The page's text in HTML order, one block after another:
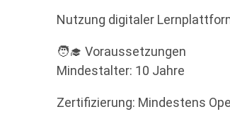
Nutzung digitaler
🧑‍🎓 Voraussetzungen
Mindestalter: 10 Jahre
Zertifizierung: Mindestens